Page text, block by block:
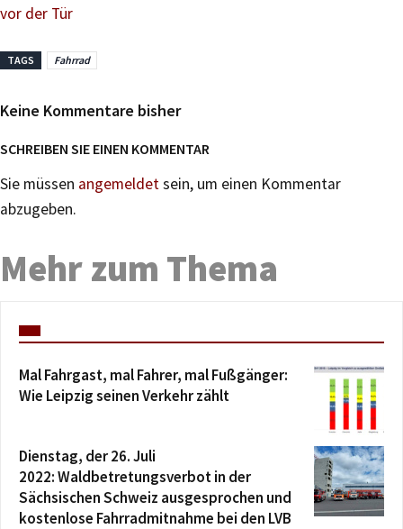
vor der Tür
TAGS Fahrrad
Keine Kommentare bisher
SCHREIBEN SIE EINEN KOMMENTAR
Sie müssen angemeldetsein, um einen Kommentar
abzugeben.
Mehr zum Thema
Mal Fahrgast, mal Fahrer, mal Fußgänger:
Wie Leipzig seinen Verkehr zählt
Dienstag, der 26. Juli
2022: Waldbetretungsverbot in der
Sächsischen Schweiz ausgesprochen und
kostenlose Fahrradmitnahme bei den LVB